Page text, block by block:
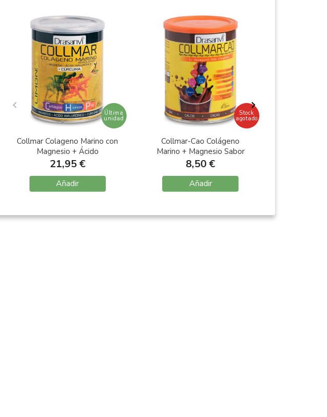
Última
unidad
Collmar Colageno Marino con
Magnesio + Ácido
Hialuronico + Cúrcuma Sabor
Limón 300gr
21,95 €
Añadir
Stock
agotado
Collmar-Cao Colágeno
Marino + Magnesio Sabor
Cacao 300gr
8,50 €
Añadir
Item